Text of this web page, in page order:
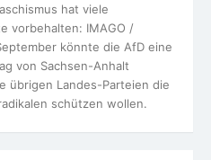
hat viele
vorbehalten: IMAGO /
könnte die AfD eine
von Sachsen-Anhalt
übrigen Landes-Parteien die
schützen wollen.